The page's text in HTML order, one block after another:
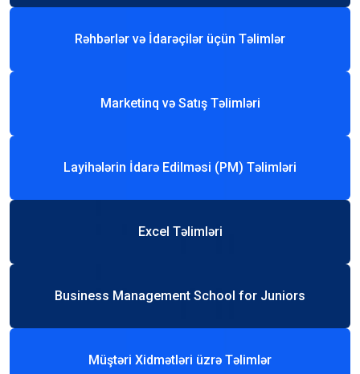
Rəhbərlər və İdarəçilər üçün Təlimlər
Marketinq və Satış Təlimləri
Layihələrin İdarə Edilməsi (PM) Təlimləri
Excel Təlimləri
Business Management School for Juniors
Müştəri Xidmətləri üzrə Təlimlər